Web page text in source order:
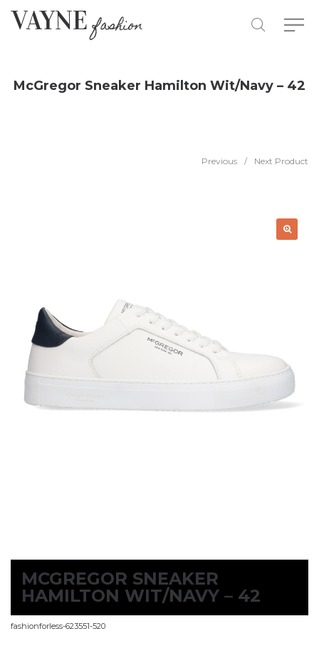
McGregor Sneaker Hamilton Wit/Navy – 42
Previous / Next Product
MCGREGOR SNEAKER
HAMILTON WIT/NAVY – 42
fashionforless-623551-520